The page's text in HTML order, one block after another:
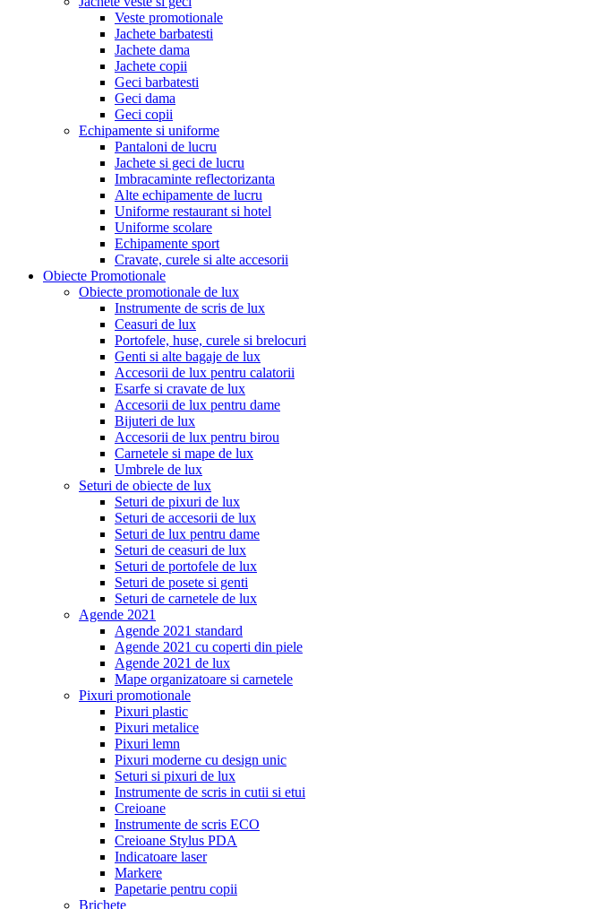
Veste promotionale
Jachete barbatesti
Jachete dama
Jachete copii
Geci barbatesti
Geci dama
Geci copii
Echipamente si uniforme
Pantaloni de lucru
Jachete si geci de lucru
Imbracaminte reflectorizanta
Alte echipamente de lucru
Uniforme restaurant si hotel
Uniforme scolare
Echipamente sport
Cravate, curele si alte accesorii
Obiecte Promotionale
Obiecte promotionale de lux
Instrumente de scris de lux
Ceasuri de lux
Portofele, huse, curele si brelocuri
Genti si alte bagaje de lux
Accesorii de lux pentru calatorii
Esarfe si cravate de lux
Accesorii de lux pentru dame
Bijuteri de lux
Accesorii de lux pentru birou
Carnetele si mape de lux
Umbrele de lux
Seturi de obiecte de lux
Seturi de pixuri de lux
Seturi de accesorii de lux
Seturi de lux pentru dame
Seturi de ceasuri de lux
Seturi de portofele de lux
Seturi de posete si genti
Seturi de carnetele de lux
Agende 2021
Agende 2021 standard
Agende 2021 cu coperti din piele
Agende 2021 de lux
Mape organizatoare si carnetele
Pixuri promotionale
Pixuri plastic
Pixuri metalice
Pixuri lemn
Pixuri moderne cu design unic
Seturi si pixuri de lux
Instrumente de scris in cutii si etui
Creioane
Instrumente de scris ECO
Creioane Stylus PDA
Indicatoare laser
Markere
Papetarie pentru copii
Brichete